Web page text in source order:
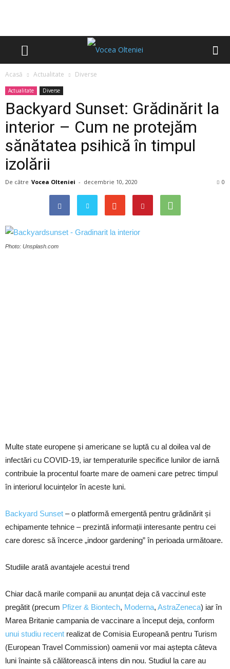
Acasă Actualitate Diverse
Actualitate Diverse
Backyard Sunset: Grădinărit la
interior – Cum ne protejăm
sănătatea psihică în timpul
izolării
De către Vocea Olteniei - decembrie 10, 2020 0
Photo: Unsplash.com
Multe state europene și americane se luptă cu al doilea val de
infectări cu COVID-19, iar temperaturile specifice lunilor de iarnă
contribuie la procentul foarte mare de oameni care petrec timpul
în interiorul locuințelor în aceste luni.
Backyard Sunset – o platformă emergentă pentru grădinărit și
echipamente tehnice – prezintă informații interesante pentru cei
care doresc să încerce „indoor gardening” în perioada următoare.
Studiile arată avantajele acestui trend
Chiar dacă marile companii au anunțat deja că vaccinul este
pregătit (precum Pfizer & Biontech, Moderna, AstraZeneca) iar în
Marea Britanie campania de vaccinare a început deja, conform
unui studiu recent realizat de Comisia Europeană pentru Turism
(European Travel Commission) oamenii vor mai aștepta câteva
luni înainte să călătorească intens din nou. Studiul la care au